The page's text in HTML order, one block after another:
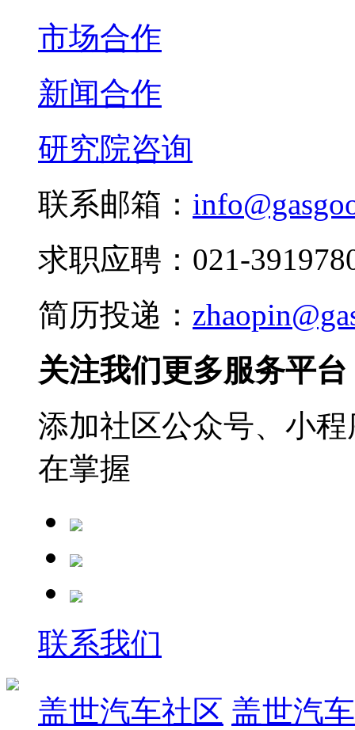
市场合作
新闻合作
研究院咨询
联系邮箱：
求职应聘：021-
简历投递：
关注我们更多服务平台
添加社区公众号、小
在掌握
联系我们
盖世汽车社区 盖世汽